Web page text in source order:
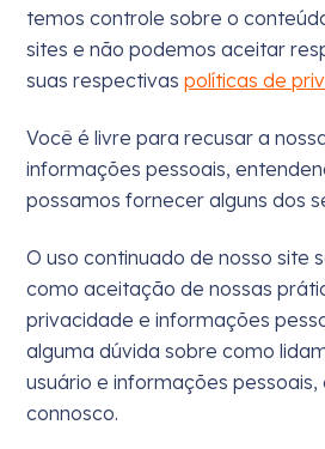
temos controle sobre o
sites e não podemos aceitar
suas respectivas políticas de
Você é livre para recusar a
informações pessoais,
possamos fornecer alguns dos
O uso continuado de nosso site
como aceitação de nossas
privacidade e informações
alguma dúvida sobre como
usuário e informações
connosco.